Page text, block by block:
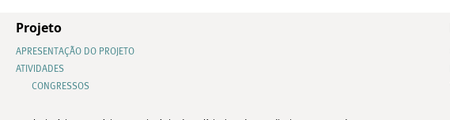
Projeto
APRESENTAÇÃO DO PROJETO
ATIVIDADES
CONGRESSOS